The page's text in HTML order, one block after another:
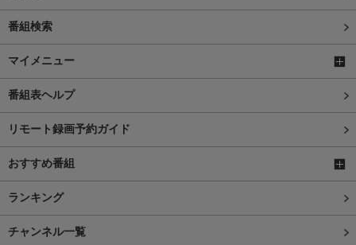
番組検索
マイメニュー
番組表ヘルプ
リモート録画予約ガイド
おすすめ番組
ランキング
チャンネル一覧